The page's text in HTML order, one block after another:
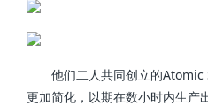
他们二人共同创立的Atomic
更加简化，以期在数小时内生产